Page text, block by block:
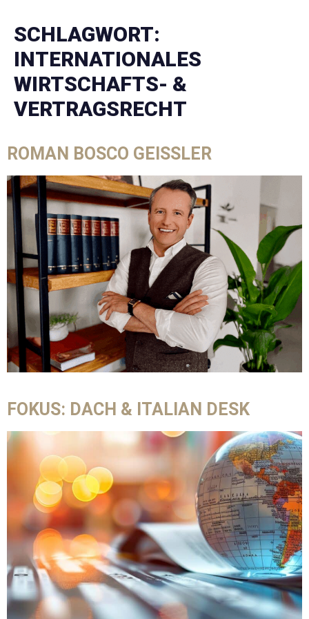
SCHLAGWORT:
INTERNATIONALES
WIRTSCHAFTS- &
VERTRAGSRECHT
ROMAN BOSCO GEISSLER
FOKUS: DACH & ITALIAN DESK